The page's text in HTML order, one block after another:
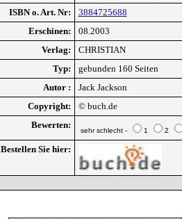
ISBN o. Art. Nr:
3884725688
Erschinen:
08.2003
Verlag:
CHRISTIAN
Typ:
gebunden 160 Seiten
Autor :
Jack Jackson
Copyright:
© buch.de
Bewerten:
sehr schlecht - 1 2
Bestellen Sie hier: